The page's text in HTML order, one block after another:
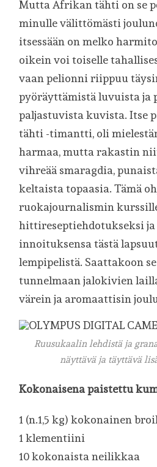
Mutta Afrikan tähti on se
minulle välittömästi
itsessään on melko
oikein voi toiselle
vaan pelionni riippuu
pyöräyttämistä luvuista ja
paljastuvista kuvista. Itse
tähti -timantti, oli
harmaa, mutta rakastin
vihreää smaragdia,
keltaista topaasia. Tämä
ruokajournalismin
hittireseptiehdotukseksi ja
innoituksensa tästä
lempipelistä. Saattakoon
tunnelmaan jalokivien
värein ja aromaattisin
Ruusukaalin lehdistä ja
näyttävä ja täyttävä
Kokonaisena paistettu
1 (n.1,5 kg) kokonainen
1 klementiini
10 kokonaista neilikkaa